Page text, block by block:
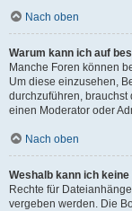
Nach oben
Warum kann ich auf
Manche Foren können
Um diese einzusehen,
durchzuführen,
einen Moderator oder
Nach oben
Weshalb kann ich
Rechte für
vergeben werden. Die